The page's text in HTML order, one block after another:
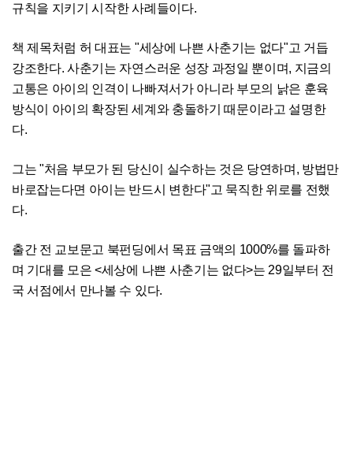
규칙을 지키기 시작한 사례들이다.
책 제목처럼 허 대표는 "세상에 나쁜 사춘기는 없다"고 거듭
강조한다. 사춘기는 자연스러운 성장 과정일 뿐이며, 지금의
고통은 아이의 인격이 나빠져서가 아니라 부모의 낡은 훈육
방식이 아이의 확장된 세계와 충돌하기 때문이라고 설명한
다.
그는 "처음 부모가 된 당신이 실수하는 것은 당연하며, 방법만
바로잡는다면 아이는 반드시 변한다"고 묵직한 위로를 전했
다.
출간 전 교보문고 북펀딩에서 목표 금액의 1000%를 돌파하
며 기대를 모은 <세상에 나쁜 사춘기는 없다>는 29일부터 전
국 서점에서 만나볼 수 있다.